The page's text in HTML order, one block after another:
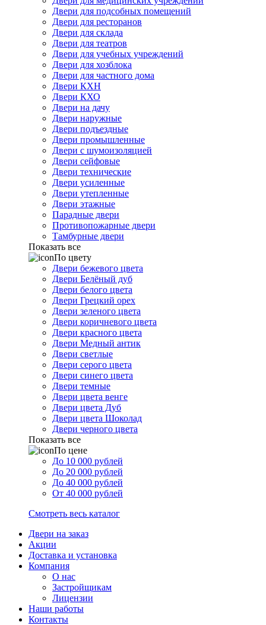
Двери для подсобных помещений
Двери для ресторанов
Двери для склада
Двери для театров
Двери для учебных учреждений
Двери для хозблока
Двери для частного дома
Двери КХН
Двери КХО
Двери на дачу
Двери наружные
Двери подъездные
Двери промышленные
Двери с шумоизоляцией
Двери сейфовые
Двери технические
Двери усиленные
Двери утепленные
Двери этажные
Парадные двери
Противопожарные двери
Тамбурные двери
Показать все
По цвету
Двери бежевого цвета
Двери Белёный дуб
Двери белого цвета
Двери Грецкий орех
Двери зеленого цвета
Двери коричневого цвета
Двери красного цвета
Двери Медный антик
Двери светлые
Двери серого цвета
Двери синего цвета
Двери темные
Двери цвета венге
Двери цвета Дуб
Двери цвета Шоколад
Двери черного цвета
Показать все
По цене
До 10 000 рублей
До 20 000 рублей
До 40 000 рублей
От 40 000 рублей
Смотреть весь каталог
Двери на заказ
Акции
Доставка и установка
Компания
О нас
Застройщикам
Лицензии
Наши работы
Контакты